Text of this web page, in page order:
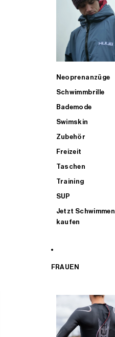
Neoprenanzüge
Schwimmbrille
Bademode
Swimskin
Zubehör
Freizeit
Taschen
Training
SUP
Jetzt Schwimmen
kaufen
FRAUEN